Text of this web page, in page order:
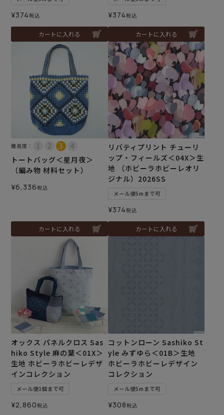
¥374税込
カートに入れる
¥374税込
カートに入れる
難易度：
トートバッグ＜星月夜＞
（編み物 材料セット）
¥6,336税込
カートに入れる
リバティプリント チューリ
ップ・フィールズ＜04X＞生
地 （ホビーラホビーレオリ
ジナル）2026SS
メール便5mまで可
¥374税込
カートに入れる
オックス パネルクロス Sas
hiko Style 麻の葉＜01X＞
生地 ホビーラホビーレデザ
インコレクション
メール便1個まで可
¥2,860税込
コットンローン Sashiko St
yle みずゆら＜01B＞生地
ホビーラホビーレデザイン
コレクション
メール便5mまで可
¥308税込